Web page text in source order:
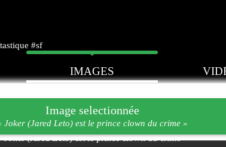
#sf
IMAGES
Image selectionnée
Joker (Jared Leto) est le prince clown du crime »
Joker (Jared Leto) est le prince clown du crime